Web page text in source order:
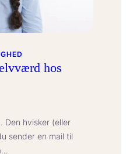
hos
Den hvisker (eller
sender en mail til